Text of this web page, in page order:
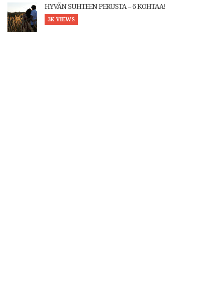
HYVÄN SUHTEEN PERUSTA – 6 KOHTAA!
3K VIEWS